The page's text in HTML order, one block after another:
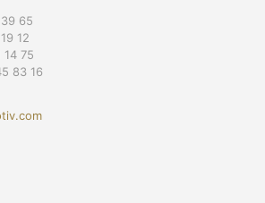
65
12
14 75
83 16